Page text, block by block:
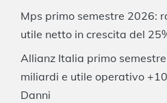
Mps primo semestre 2026:
utile netto in crescita del
Allianz Italia primo
miliardi e utile operativo
Danni